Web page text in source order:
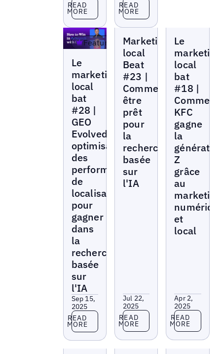
Read more
READ
MORE
Read more
READ
MORE
Featured
Marketing
Beat
Le
marketing
local
bat
#28 |
GEO
Evolved :
optimisation
des
performances
de
localisation
pour
gagner
dans
la
recherche
basée
sur
l'IA
Sep 15,
2025
Read more
READ
MORE
Marketing
Beat
Marketing
local
Beat
#23 |
Comment
être
prêt
pour
la
recherche
basée
sur
l'IA
Jul 22,
2025
Read more
READ
MORE
Marketing
Beat
Le
local
bat
#18 |
Comment
KFC
gagne
la
Z
grâce
au
et
local
Apr 2,
2025
Read more
READ
MORE